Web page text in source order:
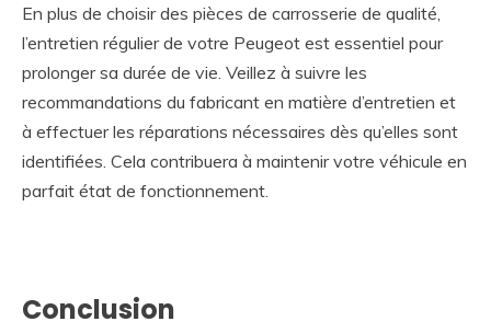
En plus de choisir des pièces de carrosserie de qualité,
l’entretien régulier de votre Peugeot est essentiel pour
prolonger sa durée de vie. Veillez à suivre les
recommandations du fabricant en matière d’entretien et
à effectuer les réparations nécessaires dès qu’elles sont
identifiées. Cela contribuera à maintenir votre véhicule en
parfait état de fonctionnement.
Conclusion